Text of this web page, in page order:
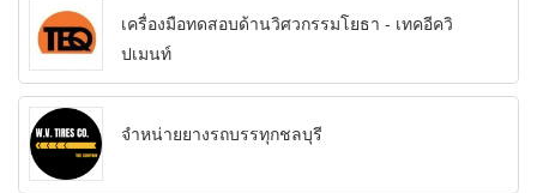
เครื่องมือทดสอบด้านวิศวกรรมโยธา - เทคอีควิ
ปเมนท์
จำหน่ายยางรถบรรทุกชลบุรี